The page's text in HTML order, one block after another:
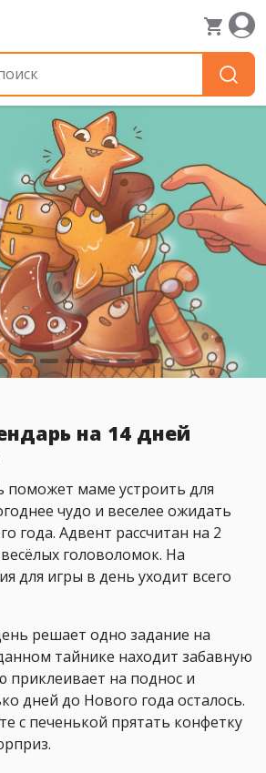
на 14 дней
поможет маме устроить для
чудо и веселее ожидать
года. Адвент рассчитан на 2
головоломок. На
для игры в день уходит всего
решает одно задание на
тайнике находит забавную
приклеивает на поднос и
дней до Нового года осталось.
с печенькой прятать конфетку